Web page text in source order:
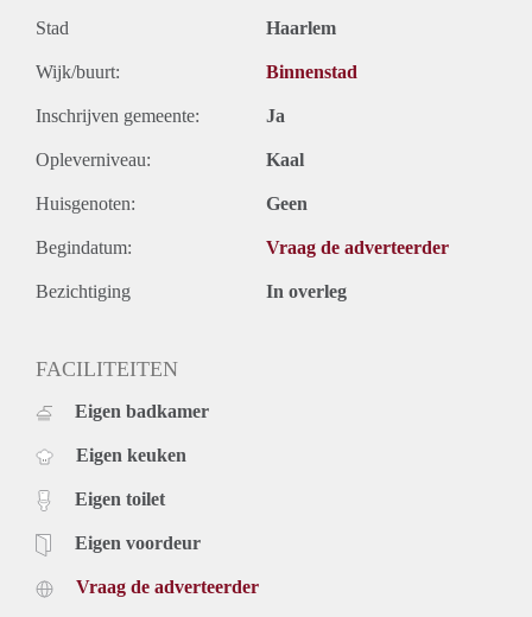
Stad Haarlem
Wijk/buurt: Binnenstad
Inschrijven gemeente: Ja
Opleverniveau: Kaal
Huisgenoten: Geen
Begindatum: Vraag de adverteerder
Bezichtiging In overleg
FACILITEITEN
Eigen badkamer
Eigen keuken
Eigen toilet
Eigen voordeur
Vraag de adverteerder